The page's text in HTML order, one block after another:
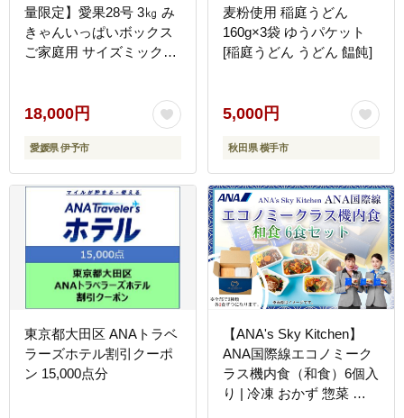
量限定】愛果28号 3㎏ み
きゃんいっぱいボックス
ご家庭用 サイズミックス
まどんなと同一品種 みか
ん 柑橘 愛媛 人気 伊予侍
ファーム 伊予市｜B460
18,000円
愛媛県 伊予市
麦粉使用 稲庭うどん
160g×3袋 ゆうパケット
[稲庭うどん うどん 饂飩]
5,000円
秋田県 横手市
東京都大田区 ANAトラベ
ラーズホテル割引クーポ
ン 15,000点分
【ANA's Sky Kitchen】
ANA国際線エコノミーク
ラス機内食（和食）6個入
り | 冷凍 おかず 惣菜 時